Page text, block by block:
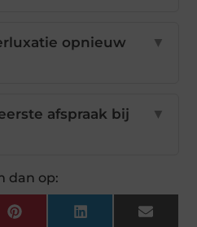
opnieuw
▼
afspraak bij
▼
dan op:
PinterestLinkedInEmail